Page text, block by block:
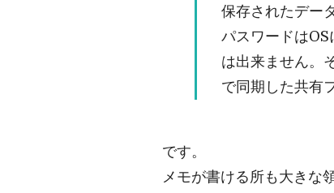
保存されたデー
パスワードは
は出来ません。
で同期した共有
です。
メモが書ける所も大きな